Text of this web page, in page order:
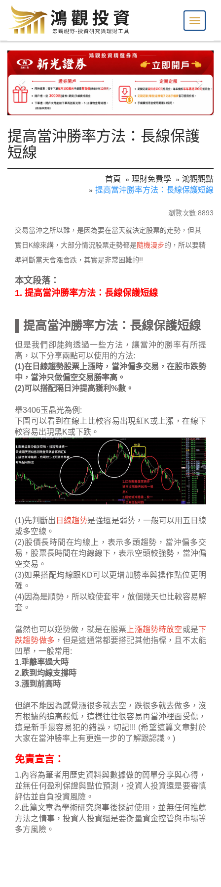
提高當沖勝率方法：長線保護
短線
首頁 理財免費學
鴻觀觀點
提高當沖勝率方法：長線保護短線
瀏覽次數:8893
交易當沖之所以難，是因為要在當天就決定股票的走勢，但其
實日K線來講，大部分情況股票走勢都是隨機漫步的，所以要精
準判斷當天會漲會跌，其實是非常困難的!!
本文段落：
1. 提高當沖勝率方法：長線保護短線
▌提高當沖勝率方法：長線保護短線
但是我們卻能夠透過一些方法，讓當沖的勝率有所提
高，以下分享兩點可以使用的方法:
(1)在日線趨勢股票上漲時，當沖偏多交易，在股市跌勢
中，當沖只做偏空交易勝率高。
(2)可以搭配隔日沖提高獲利%數。
舉3406玉晶光為例:
下圖可以看到在線上比較容易出現紅K或上漲，在線下
較容易出現黑K或下跌。
(1)先判斷出 日線趨勢是強還是弱勢，一般可以用五日線
或多空線。
(2)股價長時間在均線上，表示多頭趨勢，當沖偏多交
易，股票長時間在均線線下，表示空頭較強勢，當沖偏
空交易。
(3)如果搭配均線跟KD可以更增加勝率與操作點位更明
確。
(4)因為是順勢，所以縱使套牢，放個幾天也比較容易解
套。
當然也可以逆勢做，就是在股票 上漲趨勢時放空或是下
跌趨勢做多 ，但是這通常都要搭配其他指標，且不太能
凹單，一般常用:
1.乖離率過大時
2.跌到均線支撐時
3.漲到前高時
但絕不能因為感覺漲很多就去空，跌很多就去做多，沒
有根據的追高殺低，這樣往往很容易再當沖裡面受傷，
這是新手最容易犯的錯誤，切記!!! (希望這篇文章對於
大家在當沖勝率上有更進一步的了解跟認識。)
免責宣言：
1.內容為筆者用歷史資料與數據做的簡單分享與心得，
並無任何盈利保證與點位預測，投資人投資還是要審慎
評估並自負投資風險。
2.此篇文章為學術研究與事後探討使用，並無任何推薦
方法之情事，投資人投資還是要衡量資金控管與市場等
多方風險。